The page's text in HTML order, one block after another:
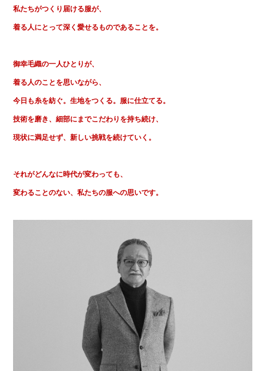
私たちがつくり届ける服が、
着る人にとって深く愛せるものであることを。
御幸毛織の一人ひとりが、
着る人のことを思いながら、
今日も糸を紡ぐ。生地をつくる。服に仕立てる。
技術を磨き、細部にまでこだわりを持ち続け、
現状に満足せず、新しい挑戦を続けていく。
それがどんなに時代が変わっても、
変わることのない、私たちの服への思いです。